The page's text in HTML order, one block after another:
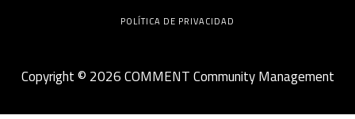
POLÍTICA DE PRIVACIDAD
Copyright © 2026 COMMENT Community Management